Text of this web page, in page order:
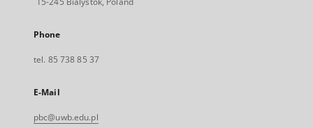
Phone
tel. 85 738 85 37
E-Mail
pbc@uwb.edu.pl